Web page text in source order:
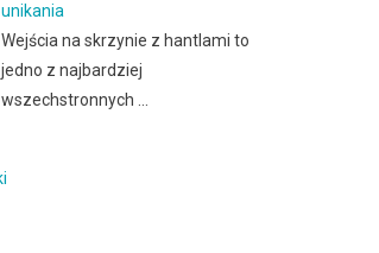
unikania
Wejścia na skrzynie z hantlami to
jedno z najbardziej
wszechstronnych …